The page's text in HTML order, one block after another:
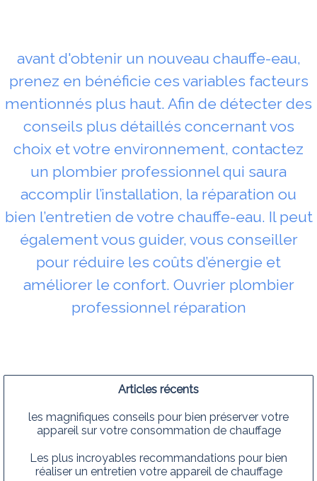
avant d'obtenir un nouveau chauffe-eau,
prenez en bénéficie ces variables facteurs
mentionnés plus haut. Afin de détecter des
conseils plus détaillés concernant vos
choix et votre environnement, contactez
un plombier professionnel qui saura
accomplir l’installation, la réparation ou
bien l’entretien de votre chauffe-eau. Il peut
également vous guider, vous conseiller
pour réduire les coûts d’énergie et
améliorer le confort. Ouvrier plombier
professionnel réparation
Articles récents
les magnifiques conseils pour bien préserver votre
appareil sur votre consommation de chauffage
Les plus incroyables recommandations pour bien
réaliser un entretien votre appareil de chauffage